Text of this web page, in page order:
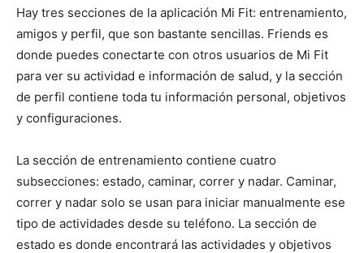
Hay tres secciones de la aplicación Mi Fit: entrenamiento,
amigos y perfil, que son bastante sencillas. Friends es
donde puedes conectarte con otros usuarios de Mi Fit
para ver su actividad e información de salud, y la sección
de perfil contiene toda tu información personal, objetivos
y configuraciones.
La sección de entrenamiento contiene cuatro
subsecciones: estado, caminar, correr y nadar. Caminar,
correr y nadar solo se usan para iniciar manualmente ese
tipo de actividades desde su teléfono. La sección de
estado es donde encontrará las actividades y objetivos